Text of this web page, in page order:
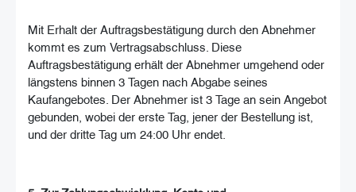
Mit Erhalt der Auftragsbestätigung durch den Abnehmer
kommt es zum Vertragsabschluss. Diese
Auftragsbestätigung erhält der Abnehmer umgehend oder
längstens binnen 3 Tagen nach Abgabe seines
Kaufangebotes. Der Abnehmer ist 3 Tage an sein Angebot
gebunden, wobei der erste Tag, jener der Bestellung ist,
und der dritte Tag um 24:00 Uhr endet.